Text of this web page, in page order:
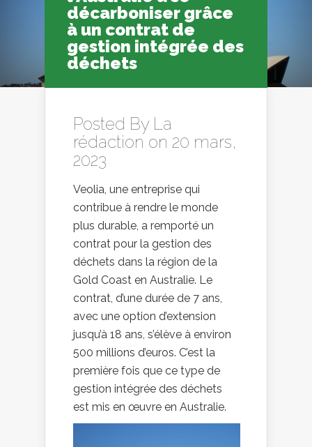
décarboniser grâce
à un contrat de
gestion intégrée des
déchets
Posted By La
rédaction on 20 mars,
2023
Veolia, une entreprise qui
contribue à rendre le monde
plus durable, a remporté un
contrat pour la gestion des
déchets dans la région de la
Gold Coast en Australie. Le
contrat, d’une durée de 7 ans,
avec une option d’extension
jusqu’à 18 ans, s’élève à environ
500 millions d’euros. C’est la
première fois que ce type de
gestion intégrée des déchets
est mis en œuvre en Australie.